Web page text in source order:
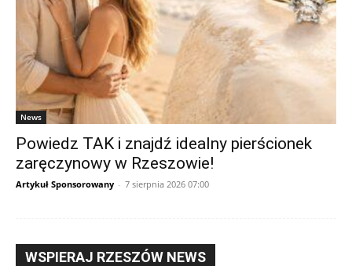
News
Powiedz TAK i znajdź idealny pierścionek
zaręczynowy w Rzeszowie!
Artykuł Sponsorowany - 7 sierpnia 2026 07:00
WSPIERAJ RZESZÓW NEWS